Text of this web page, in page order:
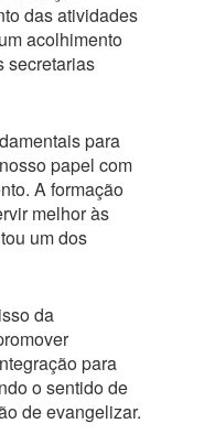
das atividades
acolhimento
secretarias
para
papel com
A formação
melhor às
um dos
da
para
o sentido de
de evangelizar.